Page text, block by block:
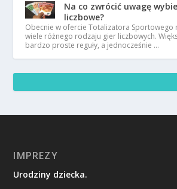
Na co zwrócić uwagę
liczbowe?
Obecnie w ofercie Totalizatora Sportowego
wiele różnego rodzaju gier liczbowych.
bardzo proste reguły, a jednocześnie …
IMPREZY
Urodziny dziecka.